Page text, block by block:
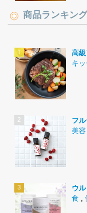
商品ランキング
高
キ
フ
美容
ウ
食